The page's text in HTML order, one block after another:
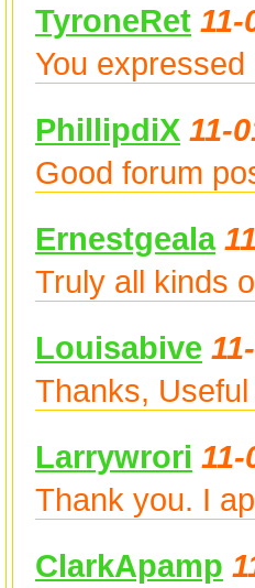
TyroneRet 11-
You
PhillipdiX 11-
Good forum
Ernestgeala
Truly all kinds
Louisabive
Thanks,
Larrywrori 11-
Thank you. I
ClarkApamp